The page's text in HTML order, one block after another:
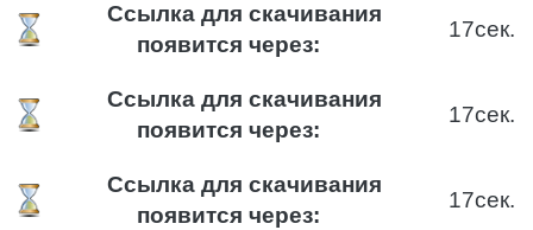
Ссылка для скачивания
появится через:
16сек.
Ссылка для скачивания
появится через:
16сек.
Ссылка для скачивания
появится через:
16сек.